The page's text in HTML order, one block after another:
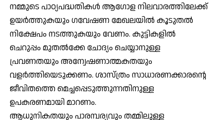
നമ്മുടെ പാഠ്യപദ്ധതികൾ ആഗോള നിലവാരത്തിലേക്ക്
ഉയർത്തുകയും ഗവേഷണ മേഖലയിൽ കൂടുതൽ
നിക്ഷേപം നടത്തുകയും വേണം. കുട്ടികളിൽ
ചെറുപ്പം മുതൽക്കേ ചോദ്യം ചെയ്യാനുള്ള
പ്രവണതയും അന്വേഷണാത്മകതയും
വളർത്തിയെടുക്കണം. ശാസ്ത്രം സാധാരണക്കാരന്റെ
ജീവിതത്തെ മെച്ചപ്പെടുത്തുന്നതിനുള്ള
ഉപകരണമായി മാറണം.
ആധുനികതയും പാരമ്പര്യവും തമ്മിലുള്ള